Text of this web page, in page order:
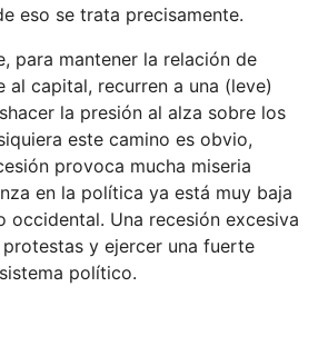
eso se trata precisamente.
para mantener la relación de
al capital, recurren a una (leve)
la presión al alza sobre los
este camino es obvio,
provoca mucha miseria
en la política ya está muy baja
occidental. Una recesión excesiva
y ejercer una fuerte
político.